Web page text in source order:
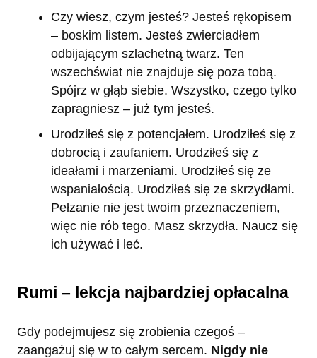
Czy wiesz, czym jesteś? Jesteś rękopisem
– boskim listem. Jesteś zwierciadłem
odbijającym szlachetną twarz. Ten
wszechświat nie znajduje się poza tobą.
Spójrz w głąb siebie. Wszystko, czego tylko
zapragniesz – już tym jesteś.
Urodziłeś się z potencjałem. Urodziłeś się z
dobrocią i zaufaniem. Urodziłeś się z
ideałami i marzeniami. Urodziłeś się ze
wspaniałością. Urodziłeś się ze skrzydłami.
Pełzanie nie jest twoim przeznaczeniem,
więc nie rób tego. Masz skrzydła. Naucz się
ich używać i leć.
Rumi – lekcja najbardziej opłacalna
Gdy podejmujesz się zrobienia czegoś –
zaangażuj się w to całym sercem. Nigdy nie